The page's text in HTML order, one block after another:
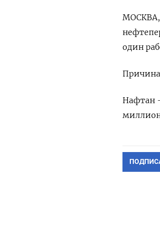
МОСКВА,
один
Причина
Нафтан